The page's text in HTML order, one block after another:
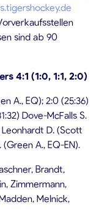
sind ab 90
4:1 (1:0, 1:1, 2:0)
A., EQ); 2:0 (25:36)
Dove-McFalls S.
Leonhardt D. (Scott
(Green A., EQ-EN).
Brandt,
Zimmermann,
Melnick,